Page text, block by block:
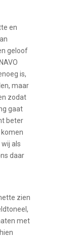
en
geloof
is,
maar
zodat
gaat
beter
als
daar
zien
met